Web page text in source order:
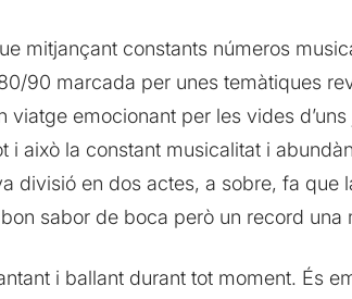
mitjançant constants números
90 marcada per unes temàtiques
emocionant per les vides
i això la constant musicalitat i
divisió en dos actes, a sobre, fa
sabor de boca però un record una
i ballant durant tot moment. És